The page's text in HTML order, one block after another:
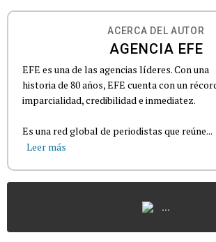
ACERCA DEL AUTOR
AGENCIA EFE
EFE es una de las agencias líderes. Con una
historia de 80 años, EFE cuenta con un
imparcialidad, credibilidad e inmediatez.
Es una red global de periodistas que reúne...
Leer más
...